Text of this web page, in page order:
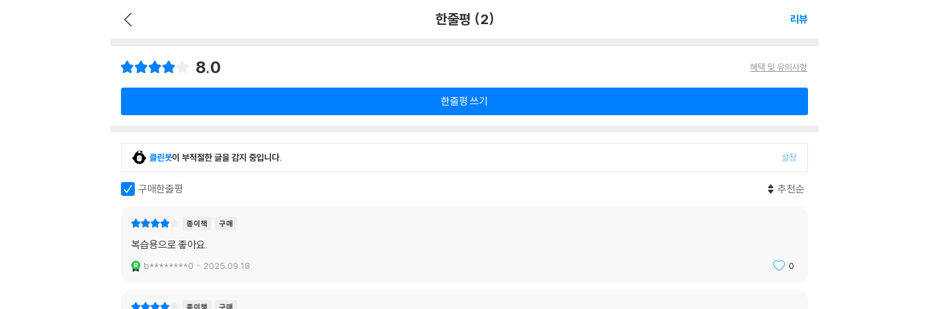
한줄평 (2) 리뷰
8.0 혜택 및 유의사항
한줄평 쓰기
클린봇이 부적절한 글을 감지 중입니다. 설정
구매한줄평 추천순
종이책 구매
복습용으로 좋아요.
b********0 2025.09.18. 0
종이책 구매